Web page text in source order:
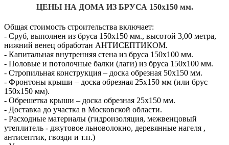
ЦЕНЫ НА ДОМА ИЗ БРУСА 150х150 мм.
Общая стоимость строительства включает:
- Сруб, выполнен из бруса 150х150 мм., высотой 3,00 метра,
нижний венец обработан АНТИСЕПТИКОМ.
- Капитальная внутренняя стена из бруса 150х100 мм.
- Половые и потолочные балки (лаги) из бруса 150х100 мм.
- Стропильная конструкция – доска обрезная 50х150 мм.
- Фронтоны крыши – доска обрезная 25х150 мм (или брус
150х150 мм).
- Обрешетка крыши – доска обрезная 25х150 мм.
- Доставка до участка в Московской области.
- Расходные материалы (гидроизоляция, межвенцовый
утеплитель - джутовое льноволокно, деревянные нагеля ,
антисептик, гвозди и т.п.)